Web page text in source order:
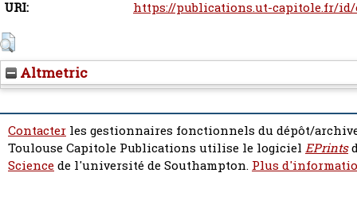
URI:
https://publications.ut-capitole.fr/
Altmetric
Contacter les gestionnaires fonctionnels du dépôt/
Toulouse Capitole Publications utilise le logiciel EPrints
Sciencede l'université de Southampton. Plus